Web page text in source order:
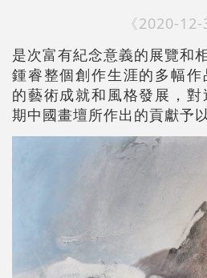
《2020-12-
是次富有紀念意義的展覽和
鍾睿整個創作生涯的多幅
的藝術成就和風格發展，
期中國畫壇所作出的貢獻予以